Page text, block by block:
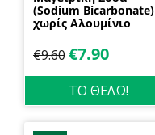
(Sodium Bicarbonate)
χωρίς Αλουμίνιο
€9.60€7.90
ΤΟ ΘΕΛΩ!